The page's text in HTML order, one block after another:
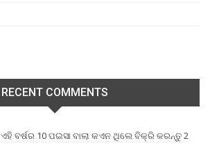
RECENT COMMENTS
ଏହି ବର୍ଷର 10 ପଇସା ବାଲା କଏନ ଥିଲେ ବିକ୍ରି କରନ୍ତୁ 2